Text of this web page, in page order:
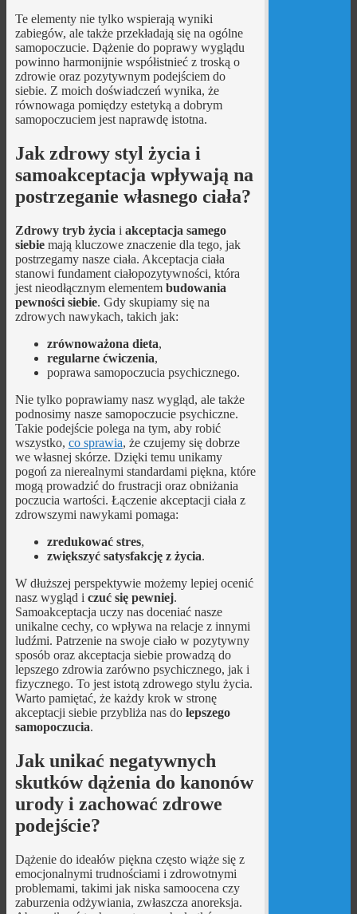
Te elementy nie tylko wspierają wyniki
zabiegów, ale także przekładają się na ogólne
samopoczucie. Dążenie do poprawy wyglądu
powinno harmonijnie współistnieć z troską o
zdrowie oraz pozytywnym podejściem do
siebie. Z moich doświadczeń wynika, że
równowaga pomiędzy estetyką a dobrym
samopoczuciem jest naprawdę istotna.
Jak zdrowy styl życia i
samoakceptacja wpływają na
postrzeganie własnego ciała?
Zdrowy tryb życia i akceptacja samego
siebiemają kluczowe znaczenie dla tego, jak
postrzegamy nasze ciała. Akceptacja ciała
stanowi fundament ciałopozytywności, która
jest nieodłącznym elementem budowania
pewności siebie. Gdy skupiamy się na
zdrowych nawykach, takich jak:
zrównoważona dieta,
regularne ćwiczenia,
poprawa samopoczucia psychicznego.
Nie tylko poprawiamy nasz wygląd, ale także
podnosimy nasze samopoczucie psychiczne.
Takie podejście polega na tym, aby robić
wszystko, co sprawia, że czujemy się dobrze
we własnej skórze. Dzięki temu unikamy
pogoń za nierealnymi standardami piękna, które
mogą prowadzić do frustracji oraz obniżania
poczucia wartości. Łączenie akceptacji ciała z
zdrowszymi nawykami pomaga:
zredukować stres,
zwiększyć satysfakcję z życia.
W dłuższej perspektywie możemy lepiej ocenić
nasz wygląd i czuć się pewniej.
Samoakceptacja uczy nas doceniać nasze
unikalne cechy, co wpływa na relacje z innymi
ludźmi. Patrzenie na swoje ciało w pozytywny
sposób oraz akceptacja siebie prowadzą do
lepszego zdrowia zarówno psychicznego, jak i
fizycznego. To jest istotą zdrowego stylu życia.
Warto pamiętać, że każdy krok w stronę
akceptacji siebie przybliża nas do lepszego
samopoczucia.
Jak unikać negatywnych
skutków dążenia do kanonów
urody i zachować zdrowe
podejście?
Dążenie do ideałów piękna często wiąże się z
emocjonalnymi trudnościami i zdrowotnymi
problemami, takimi jak niska samoocena czy
zaburzenia odżywiania, zwłaszcza anoreksja.